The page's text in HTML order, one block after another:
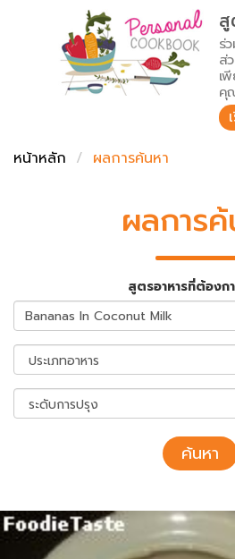
เปรียบเทียบหน่วยการตว
เปรียบเทียบอุณหภูมิ
เปรียบเทียบน้ำหนักวัตถุ
สร้าง Cookbook
สู
ร่
ส่
เ
คุ
หน้าหลัก
ผลการค้นหา
ผลการ
สูตรอาหารที่ต้องก
ค้นหา